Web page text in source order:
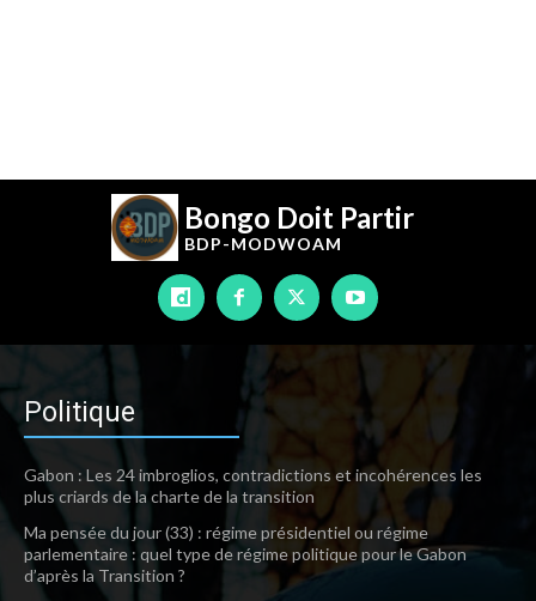
Bongo Doit Partir
BDP-MODWOAM
Politique
Gabon : Les 24 imbroglios, contradictions et incohérences les
plus criards de la charte de la transition
Ma pensée du jour (33) : régime présidentiel ou régime
parlementaire : quel type de régime politique pour le Gabon
d’après la Transition ?